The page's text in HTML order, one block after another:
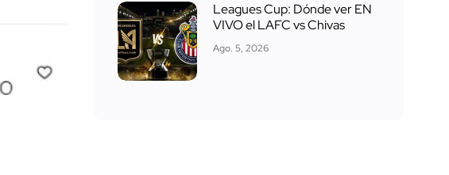
Leagues Cup: Dónde ver EN
VIVO el LAFC vs Chivas
Ago. 5, 2026